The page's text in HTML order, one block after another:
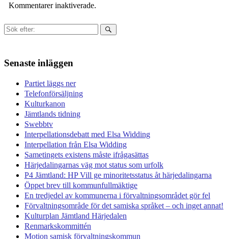
Kommentarer inaktiverade.
Sök
Senaste inläggen
Partiet läggs ner
Telefonförsäljning
Kulturkanon
Jämtlands tidning
Swebbtv
Interpellationsdebatt med Elsa Widding
Interpellation från Elsa Widding
Sametingets existens måste ifrågasättas
Härjedalingarnas väg mot status som urfolk
P4 Jämtland: HP Vill ge minoritetsstatus åt härjedalingarna
Öppet brev till kommunfullmäktige
En tredjedel av kommunerna i förvaltningsområdet gör fel
Förvaltningsområde för det samiska språket – och inget annat!
Kulturplan Jämtland Härjedalen
Renmarkskommittén
Motion samisk förvaltningskommun